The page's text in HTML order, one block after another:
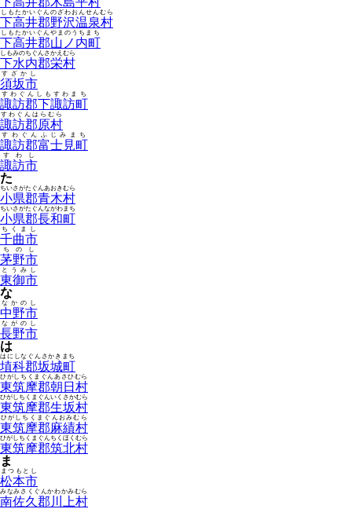
下高井郡野沢温泉村
しもたかいぐんのざわおんせんむら
下高井郡山ノ内町
しもたかいぐんやまのうちまち
下水内郡栄村
しもみのちぐんさかえむら
須坂市
すざかし
諏訪郡下諏訪町
すわぐんしもすわまち
諏訪郡原村
すわぐんはらむら
諏訪郡富士見町
すわぐんふじみまち
諏訪市
すわし
た
小県郡青木村
ちいさがたぐんあおきむら
小県郡長和町
ちいさがたぐんながわまち
千曲市
ちくまし
茅野市
ちのし
東御市
とうみし
な
中野市
なかのし
長野市
ながのし
は
埴科郡坂城町
はにしなぐんさかきまち
東筑摩郡朝日村
ひがしちくまぐんあさひむら
東筑摩郡生坂村
ひがしちくまぐんいくさかむら
東筑摩郡麻績村
ひがしちくまぐんおみむら
東筑摩郡筑北村
ひがしちくまぐんちくほくむら
ま
松本市
まつもとし
南佐久郡川上村
みなみさくぐんかわかみむら